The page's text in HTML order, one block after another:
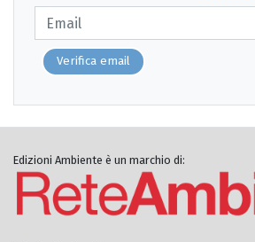
Verifica email
Edizioni Ambiente è un marchio di: